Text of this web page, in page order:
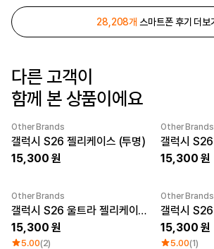
28,208개 스마트폰 후기 더보
다른 고객이
함께 본 상품이에요
New
Other Brands
갤럭시 S26 젤리케이스 (투명)
15,300
New
Other Brands
15,300
New
Other Brands
갤럭시 S26 울트라 젤리케이스 (투명)
15,300
5.00(2)
New
Other Brands
15,300
5.00(1)
로그인
고객센터
한국어
1만원 ~ 2만원
폴리
면/폴리
길